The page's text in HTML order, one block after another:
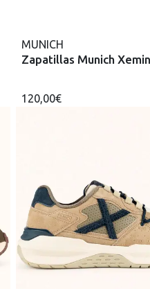
MUNICH
Zapatillas Munich
120,00€